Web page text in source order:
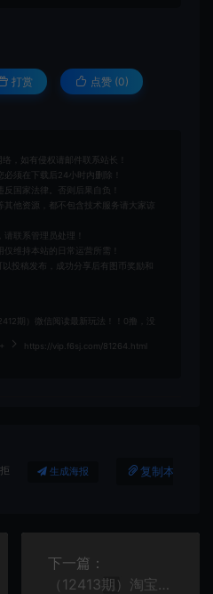
打赏 点赞 (0)
，如有侵权请邮件联系站长！
须在下载后24小时内删除！
国家法律。否则后果自负！
他资源，都不包含技术服务请大家谅
联系管理员处理！
维持本站的日常运营所需！
投稿发布，成功分享后有图币奖励和
期）微信阅读最新玩法！！0撸，没
https://vip.f6sj.com/81264.html
生成海报 复制本文链接
下一篇：
（12413期）淘宝平台短视频新蓝海暴力撸金，无脑搬运，两分钟一个视频 新手日入大几百